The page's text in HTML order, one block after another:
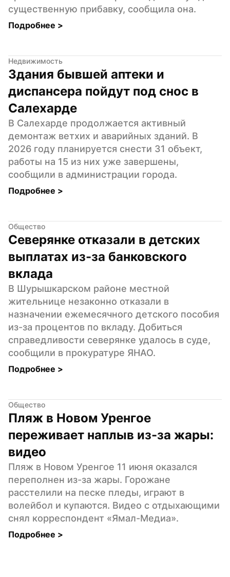
существенную прибавку, сообщила она.
Подробнее >
Недвижимость
Здания бывшей аптеки и
диспансера пойдут под снос в
Салехарде
В Салехарде продолжается активный
демонтаж ветхих и аварийных зданий. В
2026 году планируется снести 31 объект,
работы на 15 из них уже завершены,
сообщили в администрации города.
Подробнее >
Общество
Северянке отказали в детских
выплатах из-за банковского
вклада
В Шурышкарском районе местной
жительнице незаконно отказали в
назначении ежемесячного детского пособия
из-за процентов по вкладу. Добиться
справедливости северянке удалось в суде,
сообщили в прокуратуре ЯНАО.
Подробнее >
Общество
Пляж в Новом Уренгое
переживает наплыв из-за жары:
видео
Пляж в Новом Уренгое 11 июня оказался
переполнен из-за жары. Горожане
расстелили на песке пледы, играют в
волейбол и купаются. Видео с отдыхающими
снял корреспондент «Ямал-Медиа».
Подробнее >